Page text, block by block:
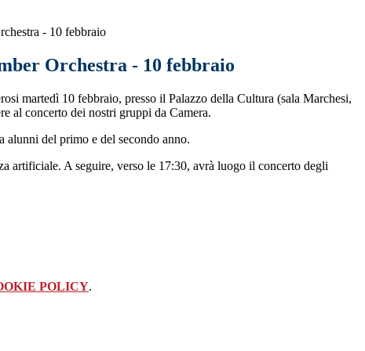
- 10 febbraio
Orchestra - 10 febbraio
martedì 10 febbraio, presso il Palazzo della Cultura (sala Marchesi,
al concerto dei nostri gruppi da Camera.
alunni del primo e del secondo anno.
artificiale. A seguire, verso le 17:30, avrà luogo il concerto degli
POLICY.